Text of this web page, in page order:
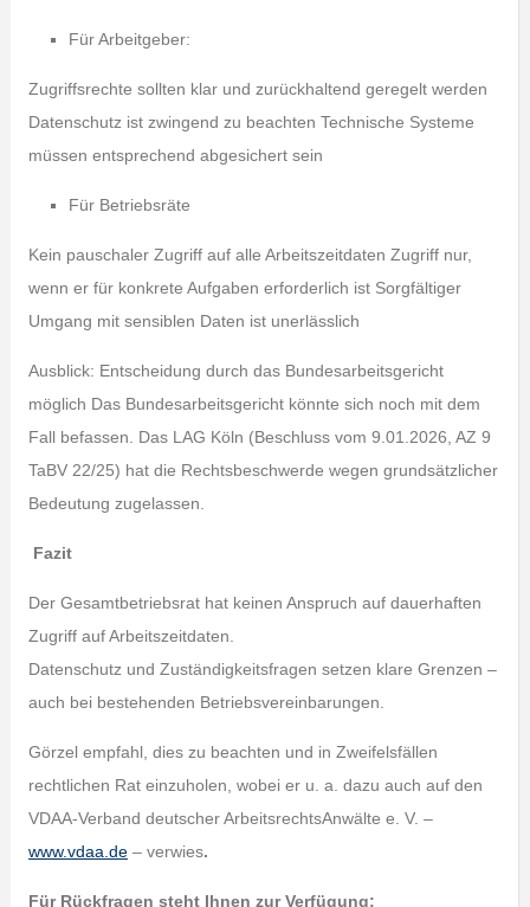
Für Arbeitgeber:
Zugriffsrechte sollten klar und zurückhaltend geregelt werden
Datenschutz ist zwingend zu beachten Technische Systeme
müssen entsprechend abgesichert sein
Für Betriebsräte
Kein pauschaler Zugriff auf alle Arbeitszeitdaten Zugriff nur,
wenn er für konkrete Aufgaben erforderlich ist Sorgfältiger
Umgang mit sensiblen Daten ist unerlässlich
Ausblick: Entscheidung durch das Bundesarbeitsgericht
möglich Das Bundesarbeitsgericht könnte sich noch mit dem
Fall befassen. Das LAG Köln (Beschluss vom 9.01.2026, AZ 9
TaBV 22/25) hat die Rechtsbeschwerde wegen grundsätzlicher
Bedeutung zugelassen.
Fazit
Der Gesamtbetriebsrat hat keinen Anspruch auf dauerhaften
Zugriff auf Arbeitszeitdaten.
Datenschutz und Zuständigkeitsfragen setzen klare Grenzen –
auch bei bestehenden Betriebsvereinbarungen.
Görzel empfahl, dies zu beachten und in Zweifelsfällen
rechtlichen Rat einzuholen, wobei er u. a. dazu auch auf den
VDAA-Verband deutscher ArbeitsrechtsAnwälte e. V. –
www.vdaa.de– verwies.
Für Rückfragen steht Ihnen zur Verfügung: